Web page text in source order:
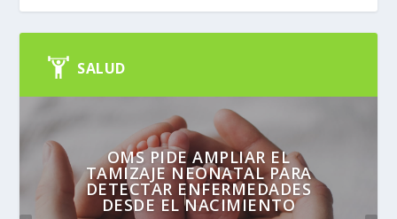
SALUD
OMS PIDE AMPLIAR EL
TAMIZAJE NEONATAL PARA
DETECTAR ENFERMEDADES
DESDE EL NACIMIENTO